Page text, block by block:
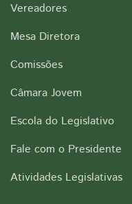
Vereadores
Mesa Diretora
Comissões
Câmara Jovem
Escola do Legislativo
Fale com o Presidente
Atividades Legislativas